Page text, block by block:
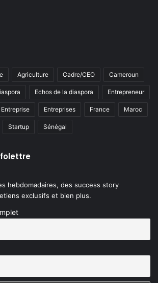
Agriculture Cadre/CEO Cameroun
Echos de la diaspora Entrepreneur
Entreprise Entreprises France Maroc
Startup Sénégal
hebdomadaires, des success story
exclusifs et bien plus.